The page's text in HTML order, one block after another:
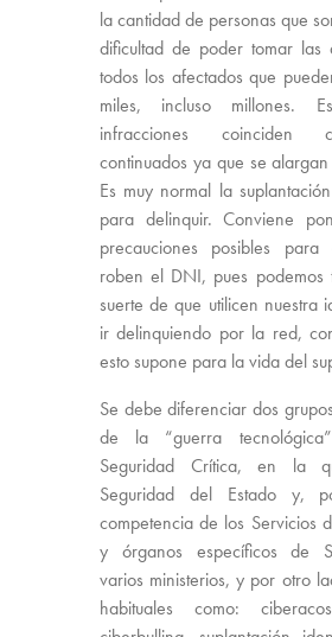
la cantidad de personas que
dificultad de poder tomar las
todos los afectados que
miles, incluso millones.
infracciones coinciden
continuados ya que se
Es muy normal la
para delinquir. Conviene
precauciones posibles
roben el DNI, pues podemos
suerte de que utilicen nuestra
ir delinquiendo por la red,
esto supone para la vida del
Se debe diferenciar dos
de la “guerra
Seguridad Crítica, en la
Seguridad del Estado y,
competencia de los Servicios
y órganos específicos de
varios ministerios, y por otro
habituales como: